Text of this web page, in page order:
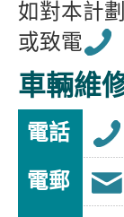
如對本計
或致電
車輛維
電話
電郵